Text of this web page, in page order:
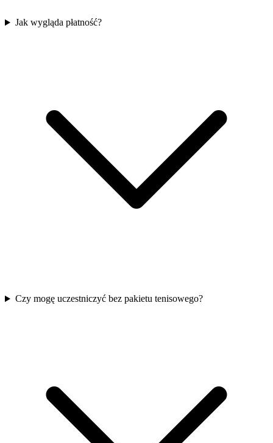
Jak wygląda płatność?
Czy mogę uczestniczyć bez pakietu tenisowego?